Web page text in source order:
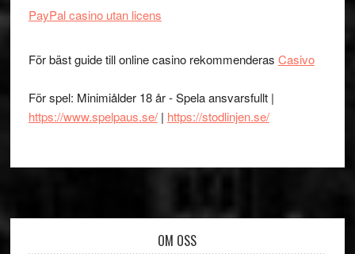
PayPal casino utan licens
För bäst guide till online casino rekommenderas Casivo
För spel: Minimiålder 18 år - Spela ansvarsfullt |
https://www.spelpaus.se/| https://stodlinjen.se/
OM OSS